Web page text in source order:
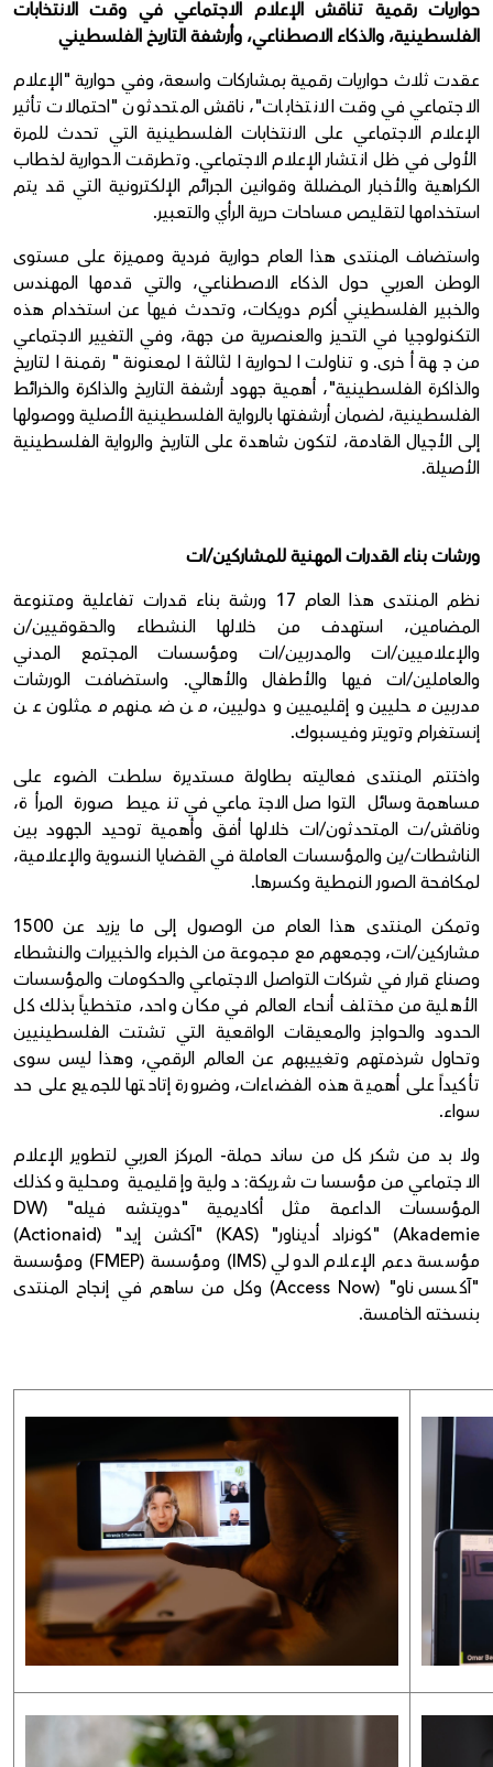
حواريات رقمية تناقش الإعلام الاجتماعي في وقت الانتخابات
الفلسطينية، والذكاء الاصطناعي، وأرشفة التاريخ الفلسطيني
عقدت ثلاث حواريات رقمية بمشاركات واسعة، وفي حوارية "الإعلام
الاجتماعي في وقت الانتخابات"، ناقش المتحدثون "احتمالات تأثير
الإعلام الاجتماعي على الانتخابات الفلسطينية التي تحدث للمرة
الأولى في ظل انتشار الإعلام الاجتماعي. وتطرقت الحوارية لخطاب
الكراهية والأخبار المضللة وقوانين الجرائم الإلكترونية التي قد يتم
استخدامها لتقليص مساحات حرية الرأي والتعبير.
واستضاف المنتدى هذا العام حوارية فردية ومميزة على مستوى
الوطن العربي حول الذكاء الاصطناعي، والتي قدمها المهندس
والخبير الفلسطيني أكرم دويكات، وتحدث فيها عن استخدام هذه
التكنولوجيا في التحيز والعنصرية من جهة، وفي التغيير الاجتماعي
من جهة أخرى. وتناولت الحوارية الثالثة المعنونة "رقمنة التاريخ
والذاكرة الفلسطينية"، أهمية جهود أرشفة التاريخ والذاكرة والخرائط
الفلسطينية، لضمان أرشفتها بالرواية الفلسطينية الأصلية ووصولها
إلى الأجيال القادمة، لتكون شاهدة على التاريخ والرواية الفلسطينية
الأصيلة.
ورشات بناء القدرات المهنية للمشاركين/ات
نظم المنتدى هذا العام 17 ورشة بناء قدرات تفاعلية ومتنوعة
المضامين، استهدف من خلالها النشطاء والحقوقيين/ن
والإعلاميين/ات والمدربين/ات ومؤسسات المجتمع المدني
والعاملين/ات فيها والأطفال والأهالي. واستضافت الورشات
مدربين محليين وإقليميين ودوليين، من ضمنهم ممثلون عن
إنستغرام وتويتر وفيسبوك.
واختتم المنتدى فعاليته بطاولة مستديرة سلطت الضوء على
مساهمة وسائل التواصل الاجتماعي في تنميط صورة المرأة،
وناقش/ت المتحدثون/ات خلالها أفق وأهمية توحيد الجهود بين
الناشطات/ين والمؤسسات العاملة في القضايا النسوية والإعلامية،
لمكافحة الصور النمطية وكسرها.
وتمكن المنتدى هذا العام من الوصول إلى ما يزيد عن 1500
مشاركين/ات، وجمعهم مع مجموعة من الخبراء والخبيرات والنشطاء
وصناع قرار في شركات التواصل الاجتماعي والحكومات والمؤسسات
الأهلية من مختلف أنحاء العالم في مكان واحد، متخطياً بذلك كل
الحدود والحواجز والمعيقات الواقعية التي تشتت الفلسطينيين
وتحاول شرذمتهم وتغييبهم عن العالم الرقمي، وهذا ليس سوى
تأكيداً على أهمية هذه الفضاءات، وضرورة إتاحتها للجميع على حد
سواء.
ولا بد من شكر كل من ساند حملة- المركز العربي لتطوير الإعلام
الاجتماعي من مؤسسات شريكة: دولية وإقليمية ومحلية وكذلك
المؤسسات الداعمة مثل أكاديمية "دويتشه فيله" (DW
Akademie) "كونراد أديناور" (KAS) "آكشن إيد" (Actionaid)
مؤسسة دعم الإعلام الدولي (IMS) ومؤسسة (FMEP) ومؤسسة
"آكسس ناو" (Access Now) وكل من ساهم في إنجاح المنتدى
بنسخته الخامسة.